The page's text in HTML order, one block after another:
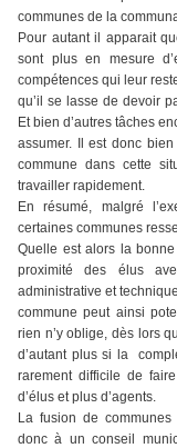
communes de la
Pour autant il apparait
sont plus en mesure
compétences qui leur
qu’il se lasse de devoir
Et bien d’autres tâches
assumer. Il est donc
commune dans cette
travailler rapidement.
En résumé, malgré
certaines communes
Quelle est alors la
proximité des élus
administrative et
commune peut ainsi
rien n’y oblige, dès lors
d’autant plus si la
rarement difficile de
d’élus et plus d’agents.
La fusion de
donc à un conseil